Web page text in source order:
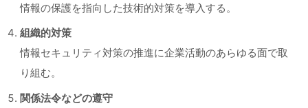
情報の保護を指向した技術的対策を導入する。
組織的対策
情報セキュリティ対策の推進に企業活動のあらゆる面で取
り組む。
関係法令などの遵守